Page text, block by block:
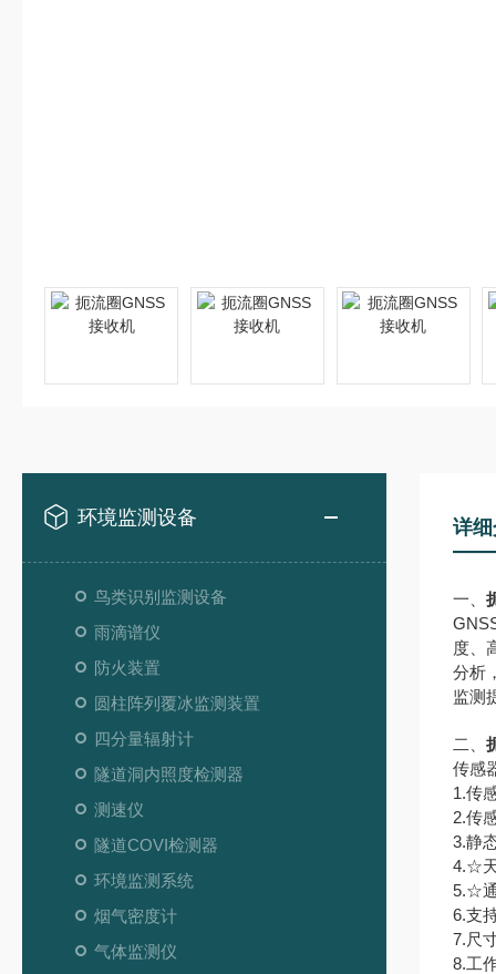
环境监测设备
鸟类识别监测设备
雨滴谱仪
防火装置
圆柱阵列覆冰监测装置
四分量辐射计
隧道洞内照度检测器
测速仪
隧道COVI检测器
环境监测系统
烟气密度计
气体监测仪
详
一、
度、
分析
监测
二、
传感
1.传
2.传
3.静
4.☆
5.☆
6.支
7.尺
8.工